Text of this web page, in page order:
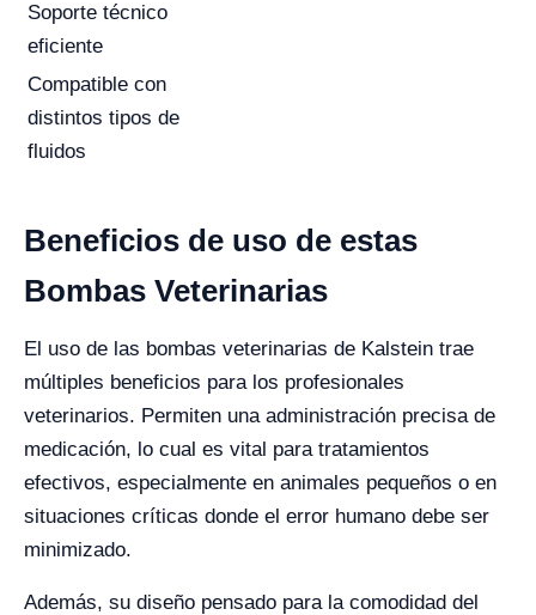
Soporte técnico
eficiente
Compatible con
distintos tipos de
fluidos
Beneficios de uso de estas
Bombas Veterinarias
El uso de las bombas veterinarias de Kalstein trae
múltiples beneficios para los profesionales
veterinarios. Permiten una administración precisa de
medicación, lo cual es vital para tratamientos
efectivos, especialmente en animales pequeños o en
situaciones críticas donde el error humano debe ser
minimizado.
Además, su diseño pensado para la comodidad del